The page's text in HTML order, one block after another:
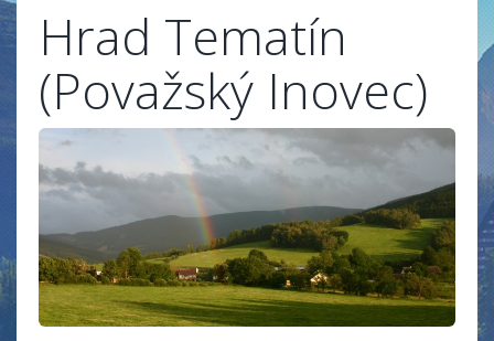
Hrad Tematín
(Považský Inovec)